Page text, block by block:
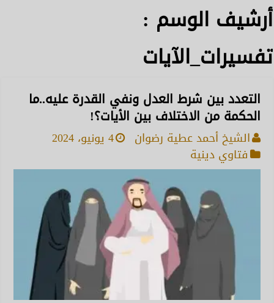
أرشيف الوسم :
تفسيرات_الآيات
التعدد بين شرط العدل ونفي القدرة عليه..ما
الحكمة من الاختلاف بين الأيات؟!
الشيخ أحمد عطية رضوان 4 يونيو، 2024
فتاوي دينية